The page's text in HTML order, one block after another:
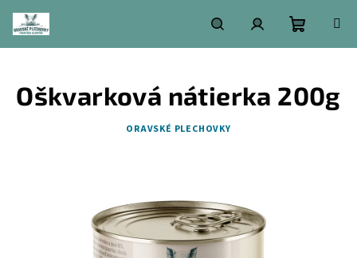
obsah
HľadaťPrihlásenie
košík
Oškvarková nátierka 200g
ORAVSKÉ PLECHOVKY